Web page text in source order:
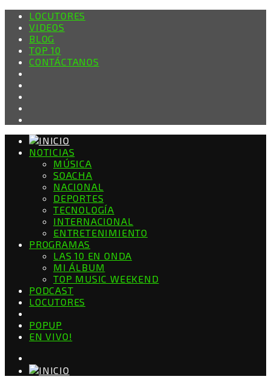
LOCUTORES
VIDEOS
BLOG
TOP 10
CONTÁCTANOS
NOTICIAS
MÚSICA
SOACHA
NACIONAL
DEPORTES
TECNOLOGÍA
INTERNACIONAL
ENTRETENIMIENTO
PROGRAMAS
LAS 10 EN ONDA
MI ÁLBUM
TOP MUSIC WEEKEND
PODCAST
LOCUTORES
POPUP
EN VIVO!